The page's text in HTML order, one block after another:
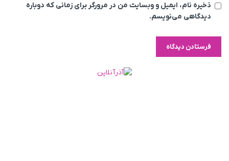
ذخیره نام، ایمیل و وبسایت من در مرورگر برای زمانی که دوباره
دیدگاهی می‌نویسم.